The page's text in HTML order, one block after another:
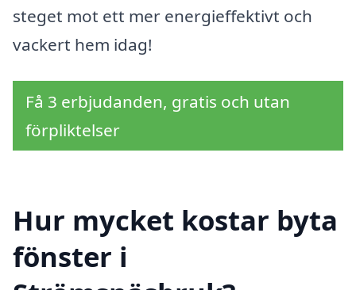
steget mot ett mer energieffektivt och
vackert hem idag!
Få 3 erbjudanden, gratis och utan
förpliktelser
Hur mycket kostar byta
fönster i